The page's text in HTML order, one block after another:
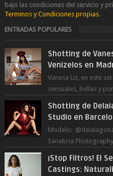
bajo las condiciones del servicio y
Terminos y Condiciones propias.
ENTRADAS POPULARES
Shotting de
Venizelos en
Vanesa Liz, en este
sensuales, bellas y
Shotting de
Studio en
Modelo:
Sanabria
¡Stop Filtros! El
Castings: